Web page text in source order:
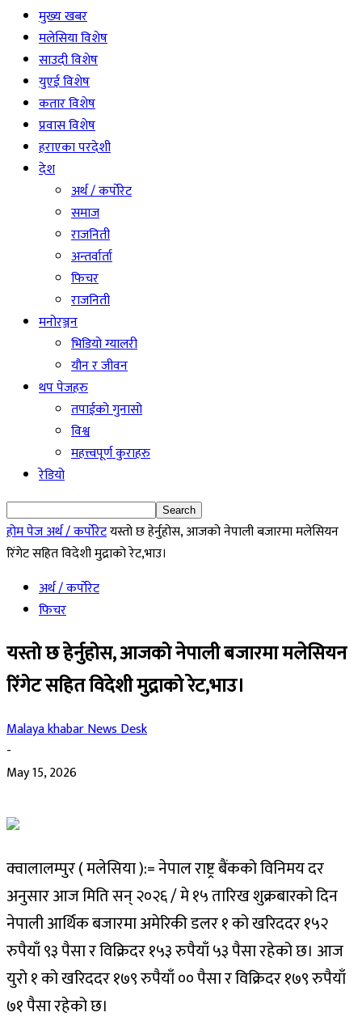
मुख्य खबर
मलेसिया विशेष
साउदी विशेष
युएई विशेष
कतार विशेष
प्रवास विशेष
हराएका परदेशी
देश
अर्थ / कर्पोरेट
समाज
राजनिती
अन्तर्वार्ता
फिचर
राजनिती
मनोरञ्जन
भिडियो ग्यालरी
यौन र जीवन
थप पेजहरु
तपाईको गुनासो
विश्व
महत्त्वपूर्ण कुराहरु
रेडियो
होम पेजअर्थ / कर्पोरेटयस्तो छ हेर्नुहोस, आजको नेपाली बजारमा मलेसियन
रिंगेट सहित विदेशी मुद्राको रेट,भाउ।
अर्थ / कर्पोरेट
फिचर
यस्तो छ हेर्नुहोस, आजको नेपाली बजारमा मलेसियन
रिंगेट सहित विदेशी मुद्राको रेट,भाउ।
Malaya khabar News Desk
-
May 15, 2026
क्वालालम्पुर ( मलेसिया ):= नेपाल राष्ट्र बैंकको विनिमय दर
अनुसार आज मिति सन् २०२६ / मे १५ तारिख शुक्रबारको दिन
नेपाली आर्थिक बजारमा अमेरिकी डलर १ को खरिददर १५२
रुपैयाँ ९३ पैसा र विक्रिदर १५३ रुपैयाँ ५३ पैसा रहेको छ। आज
युरो १ को खरिददर १७९ रुपैयाँ ०० पैसा र विक्रिदर १७९ रुपैयाँ
७१ पैसा रहेको छ।